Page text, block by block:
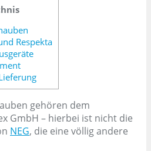
Respekta
gehören dem
GmbH – hierbei ist nicht die
NEG, die eine völlig andere